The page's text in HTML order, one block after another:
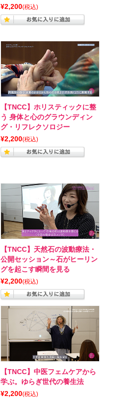
¥2,200(税込)
【TNCC】ホリスティックに整
う 身体と心のグラウンディン
グ・リフレクソロジー
¥2,200(税込)
【TNCC】天然石の波動療法・
公開セッション～石がヒーリン
グを起こす瞬間を見る
¥2,200(税込)
【TNCC】中医フェムケアから
学ぶ。ゆらぎ世代の養生法
¥2,200(税込)